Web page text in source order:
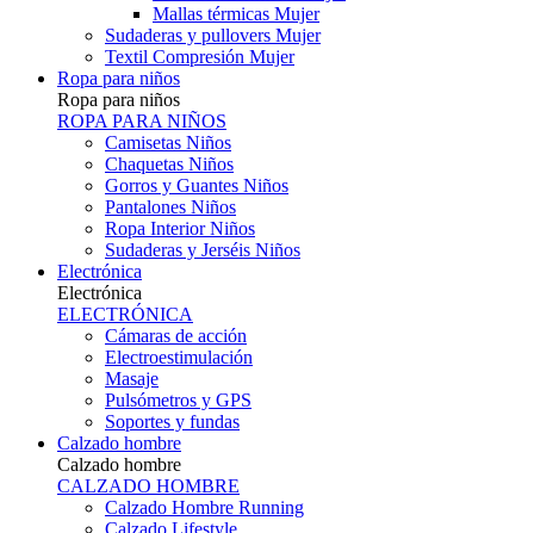
Mallas térmicas Mujer
Sudaderas y pullovers Mujer
Textil Compresión Mujer
Ropa para niños
Ropa para niños
ROPA PARA NIÑOS
Camisetas Niños
Chaquetas Niños
Gorros y Guantes Niños
Pantalones Niños
Ropa Interior Niños
Sudaderas y Jerséis Niños
Electrónica
Electrónica
ELECTRÓNICA
Cámaras de acción
Electroestimulación
Masaje
Pulsómetros y GPS
Soportes y fundas
Calzado hombre
Calzado hombre
CALZADO HOMBRE
Calzado Hombre Running
Calzado Lifestyle